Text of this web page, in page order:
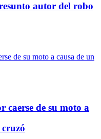
autor del robo
caerse de su moto a
cruzó